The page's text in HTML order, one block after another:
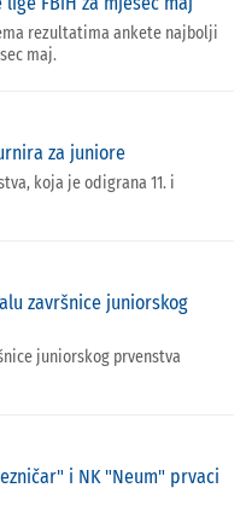
rezultatima ankete najbolji
maj.
za juniore
koja je odigrana 11. i
završnice juniorskog
juniorskog prvenstva
i NK "Neum" prvaci